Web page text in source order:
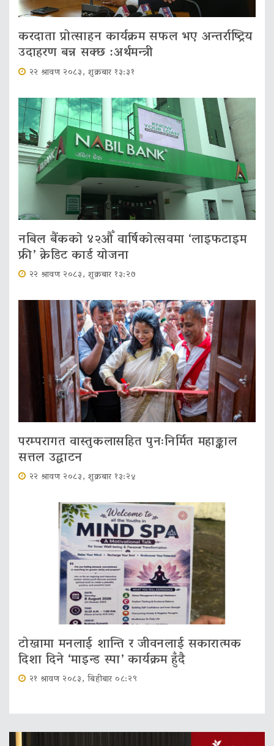
करदाता प्रोत्साहन कार्यक्रम सफल भए अन्तर्राष्ट्रिय
उदाहरण बन्न सक्छ :अर्थमन्त्री
२२ श्रावण २०८३, शुक्रबार १३:३१
नबिल बैंकको ४२औँ वार्षिकोत्सवमा ‘लाइफटाइम
फ्री’ क्रेडिट कार्ड योजना
२२ श्रावण २०८३, शुक्रबार १३:२७
परम्परागत वास्तुकलासहित पुनःनिर्मित महाङ्काल
सत्तल उद्घाटन
२२ श्रावण २०८३, शुक्रबार १३:२४
टोखामा मनलाई शान्ति र जीवनलाई सकारात्मक
दिशा दिने ‘माइन्ड स्पा’ कार्यक्रम हुँदै
२१ श्रावण २०८३, बिहीबार ०८:२९